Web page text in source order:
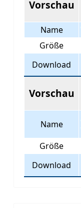
Vorschau
Name
Größe
Download
Vorschau
Name
Größe
Download